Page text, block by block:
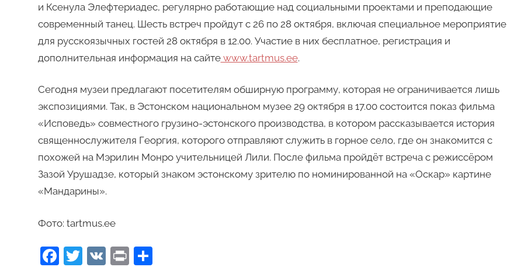
и Ксенула Элефтериадес, регулярно работающие над социальными проектами и преподающие
современный танец. Шесть встреч пройдут с 26 по 28 октября, включая специальное мероприятие
для русскоязычных гостей 28 октября в 12.00. Участие в них бесплатное, регистрация и
дополнительная информация на сайтеwww.tartmus.ee.
Сегодня музеи предлагают посетителям обширную программу, которая не ограничивается лишь
экспозициями. Так, в Эстонском национальном музее 29 октября в 17.00 состоится показ фильма
«Исповедь» совместного грузино-эстонского производства, в котором рассказывается история
священнослужителя Георгия, которого отправляют служить в горное село, где он знакомится с
похожей на Мэрилин Монро учительницей Лили. После фильма пройдёт встреча с режиссёром
Зазой Урушадзе, который знаком эстонскому зрителю по номинированной на «Оскар» картине
«Мандарины».
Фото: tartmus.ee
Facebook
Twitter
VKPrintОтправить